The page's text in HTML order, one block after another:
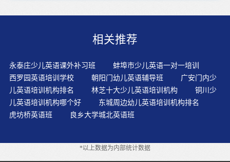
培训课程了。孩子的教育问题是我们作为家长长期放不下
选好入门的少儿英语培训课程至关重要，要选就选阿卡索
相关推荐
永泰庄少儿英语课外补习班
蚌埠市少儿英语一对一培训
西罗园英语培训学校
朝阳门幼儿英语辅导班
广安门内少
儿英语培训机构排名
林芝十大少儿英语培训机构
铜川少
儿英语培训机构哪个好
东城周边幼儿英语培训机构排名
虎坊桥英语班
良乡大学城北英语班
*以上数据为内部统计数据